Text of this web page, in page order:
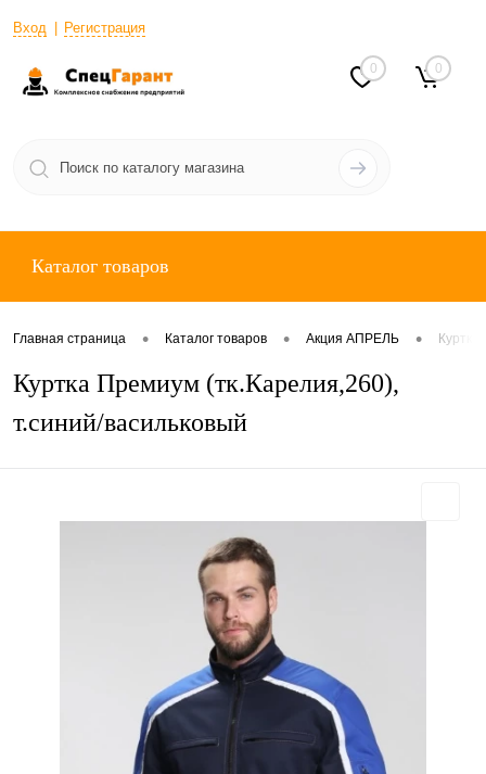
Вход Регистрация
0 0
Каталог товаров
Главная страница • Каталог товаров • Акция АПРЕЛЬ •
Куртка Премиум (тк.Карелия,260),
т.синий/васильковый